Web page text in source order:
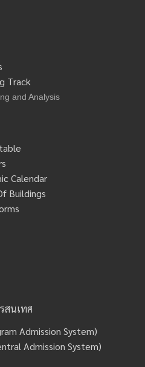
Track
and Analysis
Calendar
Buildings
สนเทศ
Admission System)
Admission System)